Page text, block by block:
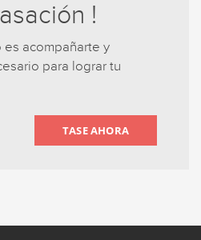
!
acompañarte y
para lograr tu
TASE AHORA